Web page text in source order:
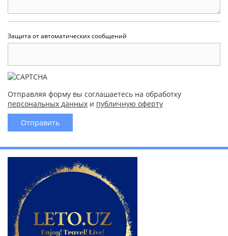
Защита от автоматических сообщений
Отправляя форму вы соглашаетесь на обработку
персональных данных и публичную оферту